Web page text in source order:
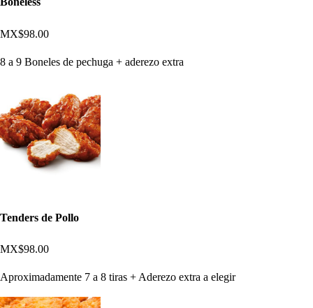
MX$98.00
8 a 9 Boneles de pechuga + aderezo extra
Tenders de Pollo
MX$98.00
Aproximadamente 7 a 8 tiras + Aderezo extra a elegir